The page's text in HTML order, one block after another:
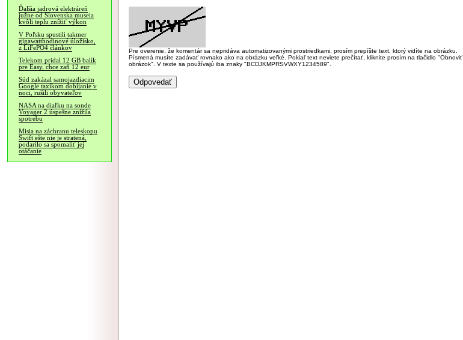
Ďalšia jadrová elektráreň
južne od Slovenska musela
kvôli teplu znížiť výkon
V Poľsku spustili takmer
gigawatthodinové úložisko,
z LiFePO4 článkov
Telekom pridal 12 GB balík
pre Easy, chce zaň 12 eur
Súd zakázal samojazdiacim
Google taxíkom dobíjanie v
noci, rušili obyvateľov
NASA na diaľku na sonde
Voyager 2 úspešne znížila
spotrebu
Misia na záchranu teleskopu
Swift ešte nie je stratená,
podarilo sa spomaliť jej
otáčanie
Pre overenie, že komentár sa nepridáva automatizovanými prostriedkami, prosím prepíšte text, ktorý vidíte na obrázku.
Písmená musíte zadávať rovnako ako na obrázku veľké. Pokiaľ text neviete prečítať, kliknite prosím na tlačidlo "Obnoviť
obrázok". V texte sa používajú iba znaky "BCDJKMPRSVWXY1234589".